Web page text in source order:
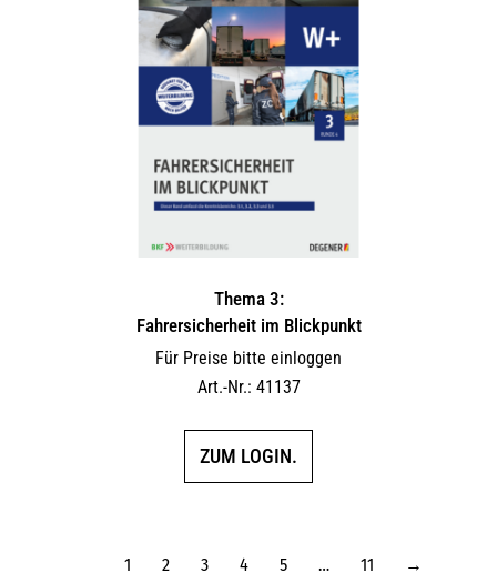
Thema 3:
Fahrersicherheit im Blickpunkt
Für Preise bitte einloggen
Art.-Nr.: 41137
ZUM LOGIN.
1 2 3 4 5 … 11 →